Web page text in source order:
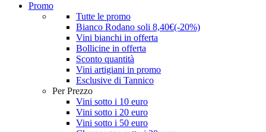
Promo
Tutte le promo
Bianco Rodano soli 8,40€(-20%)
Vini bianchi in offerta
Bollicine in offerta
Sconto quantità
Vini artigiani in promo
Esclusive di Tannico
Per Prezzo
Vini sotto i 10 euro
Vini sotto i 20 euro
Vini sotto i 50 euro